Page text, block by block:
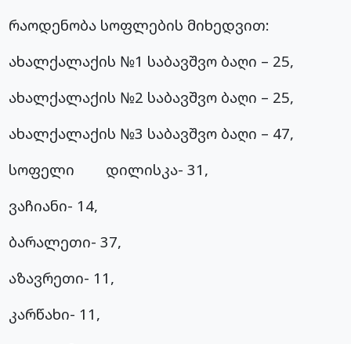
რაოდენობა სოფლების მიხედვით:
ახალქალაქის №1 საბავშვო ბაღი – 25,
ახალქალაქის №2 საბავშვო ბაღი – 25,
ახალქალაქის №3 საბავშვო ბაღი – 47,
სოფელი დილისკა- 31,
ვაჩიანი- 14,
ბარალეთი- 37,
აზავრეთი- 11,
კარწახი- 11,